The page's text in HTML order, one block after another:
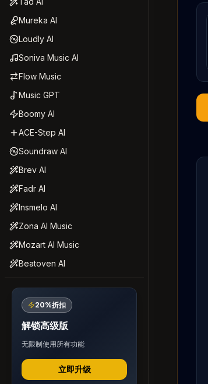
Mureka AI
Loudly AI
Soniva Music AI
Flow Music
Music GPT
Boomy AI
ACE-Step AI
Soundraw AI
Brev AI
Fadr AI
Insmelo AI
Zona AI Music
Mozart AI Music
Beatoven AI
20%折扣
解锁高级版
无限制使用所有功能
立即升级